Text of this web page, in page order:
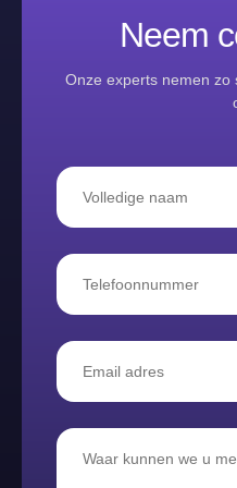
Neem
Onze experts nemen zo